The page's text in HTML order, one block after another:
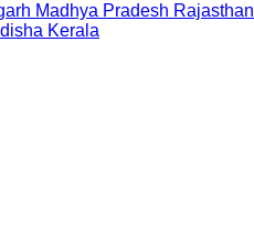
Madhya Pradesh Rajasthan
Kerala